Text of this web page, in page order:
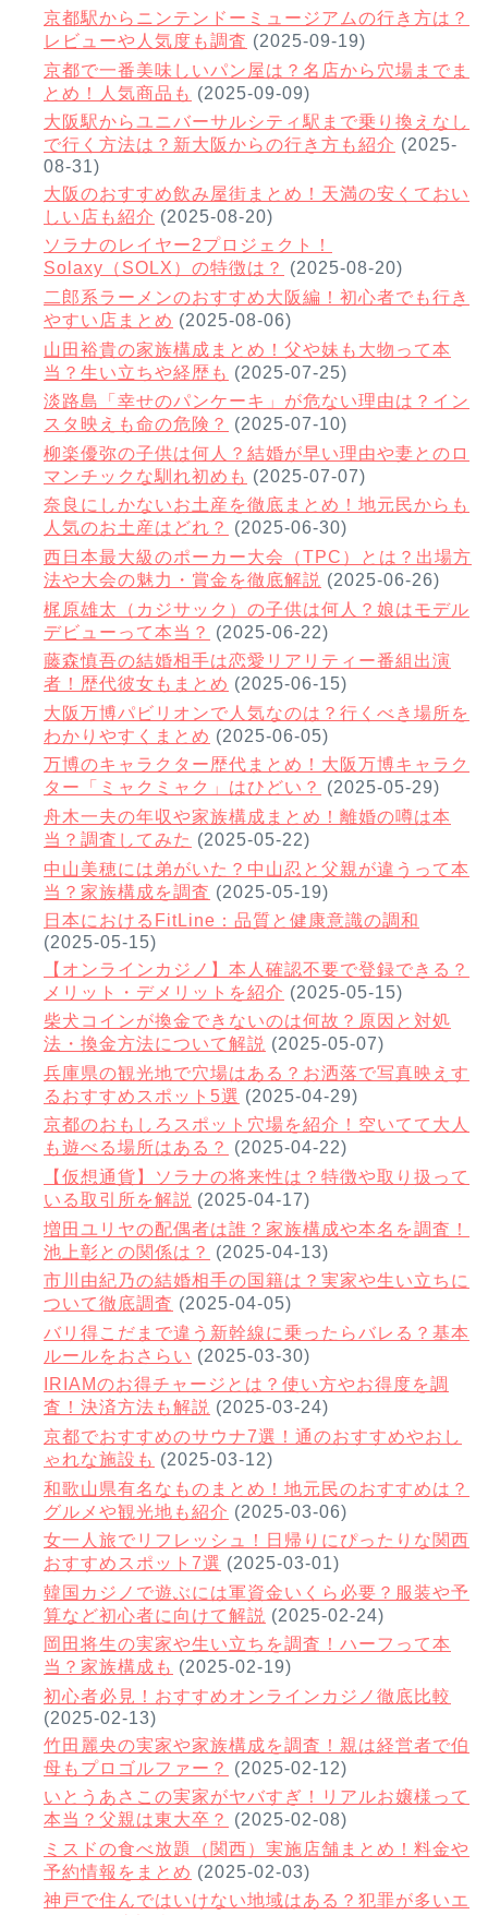
京都駅からニンテンドーミュージアムの行き方は？
レビューや人気度も調査 (2025-09-19)
京都で一番美味しいパン屋は？名店から穴場までま
とめ！人気商品も (2025-09-09)
大阪駅からユニバーサルシティ駅まで乗り換えなし
で行く方法は？新大阪からの行き方も紹介 (2025-
08-31)
大阪のおすすめ飲み屋街まとめ！天満の安くておい
しい店も紹介 (2025-08-20)
ソラナのレイヤー2プロジェクト！
Solaxy（SOLX）の特徴は？
(2025-08-20)
二郎系ラーメンのおすすめ大阪編！初心者でも行き
やすい店まとめ (2025-08-06)
山田裕貴の家族構成まとめ！父や妹も大物って本
当？生い立ちや経歴も (2025-07-25)
淡路島「幸せのパンケーキ」が危ない理由は？イン
スタ映えも命の危険？
(2025-07-10)
柳楽優弥の子供は何人？結婚が早い理由や妻とのロ
マンチックな馴れ初めも (2025-07-07)
奈良にしかないお土産を徹底まとめ！地元民からも
人気のお土産はどれ？
(2025-06-30)
西日本最大級のポーカー大会（TPC）とは？出場方
法や大会の魅力・賞金を徹底解説 (2025-06-26)
梶原雄太（カジサック）の子供は何人？娘はモデル
デビューって本当？
(2025-06-22)
藤森慎吾の結婚相手は恋愛リアリティー番組出演
者！歴代彼女もまとめ (2025-06-15)
大阪万博パビリオンで人気なのは？行くべき場所を
わかりやすくまとめ (2025-06-05)
万博のキャラクター歴代まとめ！大阪万博キャラク
ター「ミャクミャク」はひどい？
(2025-05-29)
舟木一夫の年収や家族構成まとめ！離婚の噂は本
当？調査してみた (2025-05-22)
中山美穂には弟がいた？中山忍と父親が違うって本
当？家族構成を調査 (2025-05-19)
日本におけるFitLine：品質と健康意識の調和
(2025-05-15)
【オンラインカジノ】本人確認不要で登録できる？
メリット・デメリットを紹介 (2025-05-15)
柴犬コインが換金できないのは何故？原因と対処
法・換金方法について解説 (2025-05-07)
兵庫県の観光地で穴場はある？お洒落で写真映えす
るおすすめスポット5選 (2025-04-29)
京都のおもしろスポット穴場を紹介！空いてて大人
も遊べる場所はある？
(2025-04-22)
【仮想通貨】ソラナの将来性は？特徴や取り扱って
いる取引所を解説 (2025-04-17)
増田ユリヤの配偶者は誰？家族構成や本名を調査！
池上彰との関係は？
(2025-04-13)
市川由紀乃の結婚相手の国籍は？実家や生い立ちに
ついて徹底調査 (2025-04-05)
バリ得こだまで違う新幹線に乗ったらバレる？基本
ルールをおさらい (2025-03-30)
IRIAMのお得チャージとは？使い方やお得度を調
査！決済方法も解説 (2025-03-24)
京都でおすすめのサウナ7選！通のおすすめやおし
ゃれな施設も (2025-03-12)
和歌山県有名なものまとめ！地元民のおすすめは？
グルメや観光地も紹介 (2025-03-06)
女一人旅でリフレッシュ！日帰りにぴったりな関西
おすすめスポット7選 (2025-03-01)
韓国カジノで遊ぶには軍資金いくら必要？服装や予
算など初心者に向けて解説 (2025-02-24)
岡田将生の実家や生い立ちを調査！ハーフって本
当？家族構成も (2025-02-19)
初心者必見！おすすめオンラインカジノ徹底比較
(2025-02-13)
竹田麗央の実家や家族構成を調査！親は経営者で伯
母もプロゴルファー？
(2025-02-12)
いとうあさこの実家がヤバすぎ！リアルお嬢様って
本当？父親は東大卒？
(2025-02-08)
ミスドの食べ放題（関西）実施店舗まとめ！料金や
予約情報をまとめ (2025-02-03)
神戸で住んではいけない地域はある？犯罪が多いエ